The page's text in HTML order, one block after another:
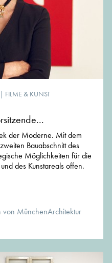
| FILME & KUNST
der Moderne. Mit dem
Bauabschnitt des
Möglichkeiten für die
des Kunstareals offen.
von MünchenArchitektur